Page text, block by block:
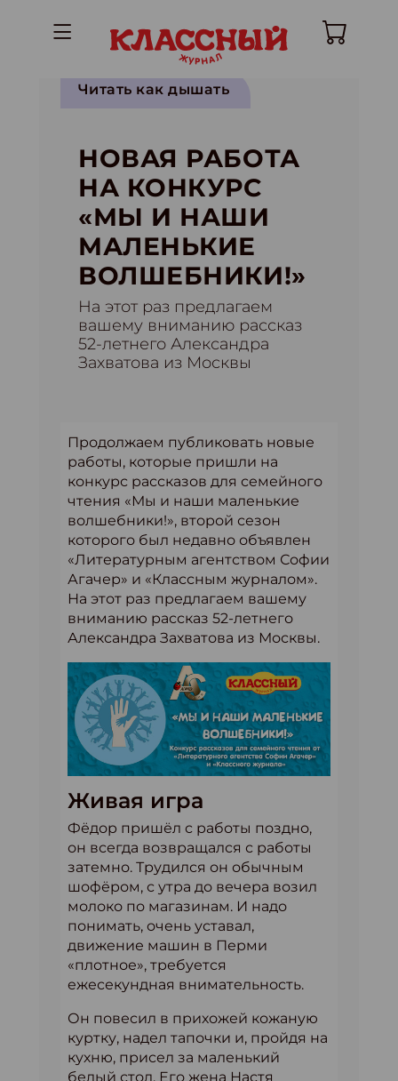
Читать как дышать
НОВАЯ РАБОТА
НА КОНКУРС
«МЫ И НАШИ
МАЛЕНЬКИЕ
ВОЛШЕБНИКИ!»
На этот раз предлагаем
вашему вниманию рассказ
52-летнего Александра
Захватова из Москвы
Продолжаем публиковать новые
работы, которые пришли на
конкурс рассказов для семейного
чтения «Мы и наши маленькие
волшебники!», второй сезон
которого был недавно объявлен
«Литературным агентством Софии
Агачер» и «Классным журналом».
На этот раз предлагаем вашему
вниманию рассказ 52-летнего
Александра Захватова из Москвы.
Живая игра
Фёдор пришёл с работы поздно,
он всегда возвращался с работы
затемно. Трудился он обычным
шофёром, с утра до вечера возил
молоко по магазинам. И надо
понимать, очень уставал,
движение машин в Перми
«плотное», требуется
ежесекундная внимательность.
Он повесил в прихожей кожаную
куртку, надел тапочки и, пройдя на
кухню, присел за маленький
белый стол. Его жена Настя